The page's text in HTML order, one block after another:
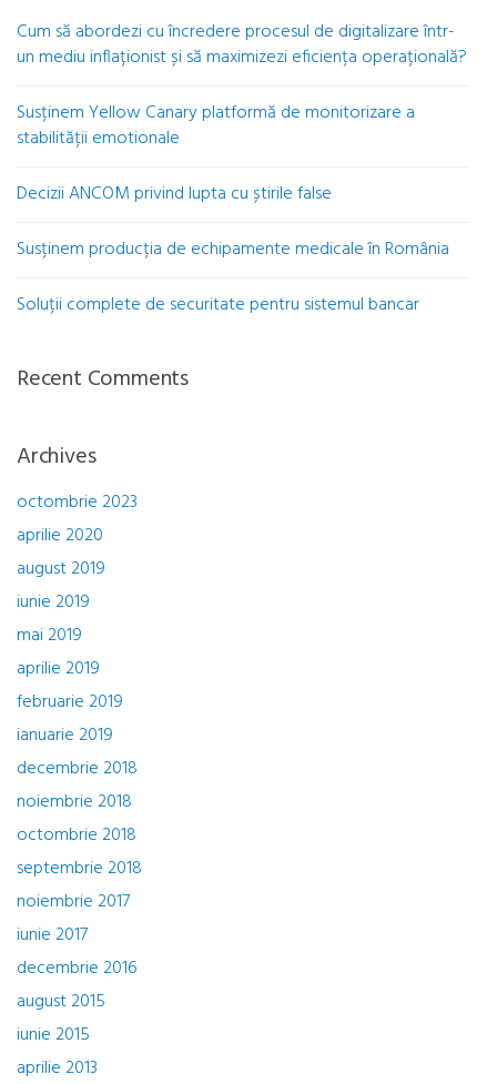
Cum să abordezi cu încredere procesul de digitalizare într-
un mediu inflaționist și să maximizezi eficiența operațională?
Susținem Yellow Canary platformă de monitorizare a
stabilității emotionale
Decizii ANCOM privind lupta cu știrile false
Susținem producția de echipamente medicale în România
Soluții complete de securitate pentru sistemul bancar
Recent Comments
Archives
octombrie 2023
aprilie 2020
august 2019
iunie 2019
mai 2019
aprilie 2019
februarie 2019
ianuarie 2019
decembrie 2018
noiembrie 2018
octombrie 2018
septembrie 2018
noiembrie 2017
iunie 2017
decembrie 2016
august 2015
iunie 2015
aprilie 2013